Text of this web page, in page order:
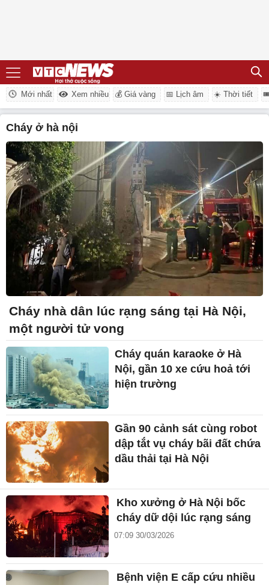
Mới nhất Xem nhiều 💰 Giá vàng 📅 Lịch âm ☀️ Thời tiết
cháy ở hà nội
Cháy nhà dân lúc rạng sáng tại Hà Nội,
một người tử vong
Cháy quán karaoke ở Hà
Nội, gần 10 xe cứu hoả tới
hiện trường
Gần 90 cảnh sát cùng robot
dập tắt vụ cháy bãi đất chứa
dầu thải tại Hà Nội
Kho xưởng ở Hà Nội bốc
cháy dữ dội lúc rạng sáng
07:09 30/03/2026
Bệnh viện E cấp cứu nhiều